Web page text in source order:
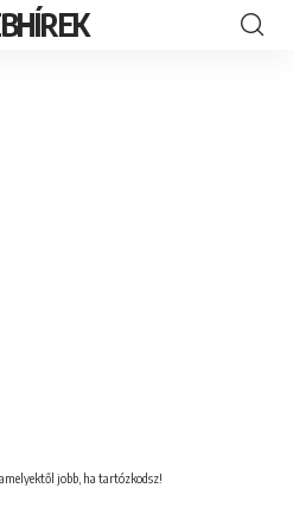
jobb, ha tartózkodsz!